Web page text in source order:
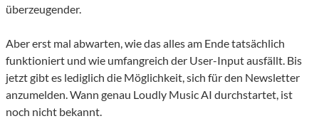
überzeugender.
Aber erst mal abwarten, wie das alles am Ende tatsächlich
funktioniert und wie umfangreich der User-Input ausfällt. Bis
jetzt gibt es lediglich die Möglichkeit, sich für den Newsletter
anzumelden. Wann genau Loudly Music AI durchstartet, ist
noch nicht bekannt.